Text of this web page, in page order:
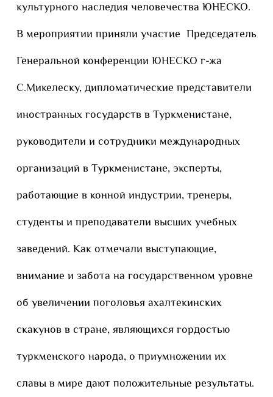
культурного наследия человечества ЮНЕСКО.
В мероприятии приняли участие Председатель
Генеральной конференции ЮНЕСКО г-жа
С.Микелеску, дипломатические представители
иностранных государств в Туркменистане,
руководители и сотрудники международных
организаций в Туркменистане, эксперты,
работающие в конной индустрии, тренеры,
студенты и преподаватели высших учебных
заведений. Как отмечали выступающие,
внимание и забота на государственном уровне
об увеличении поголовья ахалтекинских
скакунов в стране, являющихся гордостью
туркменского народа, о приумножении их
славы в мире дают положительные результаты.